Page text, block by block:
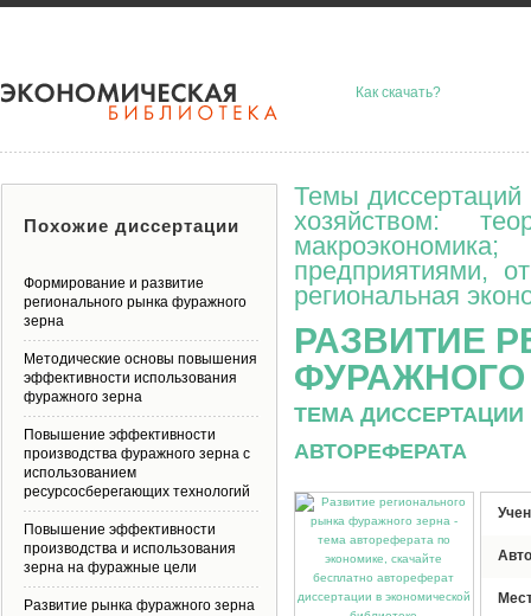
Как скачать?
Темы диссертаций
хозяйством:
предприятиями,
региональная
РАЗВИТИЕ
ФУРАЖНОГО
ТЕМА
АВТОРЕФЕРАТА
Похожие диссертации
Формирование и развитие
регионального рынка фуражного
зерна
Методические основы повышения
эффективности использования
фуражного зерна
Повышение эффективности
производства фуражного зерна с
использованием
ресурсосберегающих технологий
Повышение эффективности
производства и использования
зерна на фуражные цели
Развитие рынка фуражного зерна